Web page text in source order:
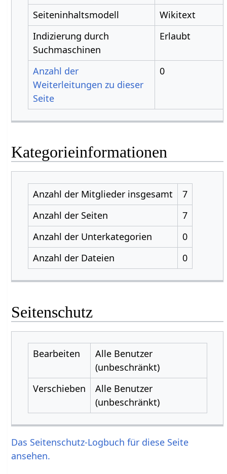
Seiteninhaltsmodell
Wikitext
Indizierung durch
Suchmaschinen
Erlaubt
Anzahl der
Weiterleitungen zu dieser
Seite
0
Kategorieinformationen
Anzahl der Mitglieder insgesamt
7
Anzahl der Seiten
7
Anzahl der Unterkategorien
0
Anzahl der Dateien
0
Seitenschutz
Bearbeiten
Alle Benutzer
(unbeschränkt)
Verschieben
Alle Benutzer
(unbeschränkt)
Das Seitenschutz-Logbuch für diese Seite
ansehen.